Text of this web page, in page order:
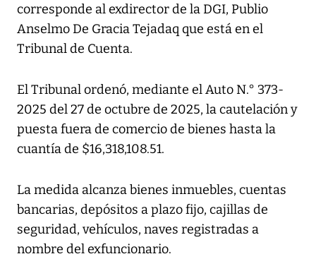
corresponde al exdirector de la DGI, Publio
Anselmo De Gracia Tejadaq que está en el
Tribunal de Cuenta.
El Tribunal ordenó, mediante el Auto N.° 373-
2025 del 27 de octubre de 2025, la cautelación y
puesta fuera de comercio de bienes hasta la
cuantía de $16,318,108.51.
La medida alcanza bienes inmuebles, cuentas
bancarias, depósitos a plazo fijo, cajillas de
seguridad, vehículos, naves registradas a
nombre del exfuncionario.